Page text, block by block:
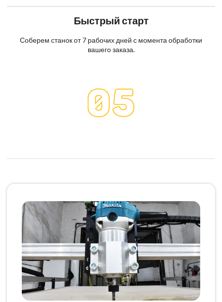
Быстрый старт
Соберем станок от 7 рабочих дней с момента обработки
вашего заказа.